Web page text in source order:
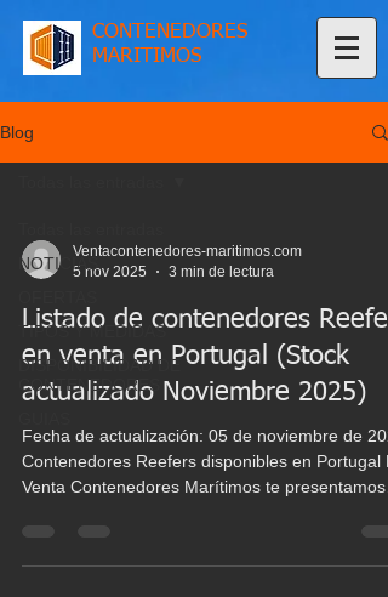
CONTENEDORES
MARITIMOS
Blog
NOTICIAS
TIPOS Y MEDIDAS
DISPONIBILIDAD DE
CONTENEDORES
Ventacontenedores-maritimos.com
5 nov 2025
3 min de lectura
Listado de contenedores
en venta en Portugal (Stock
actualizado Noviembre 2025)
Fecha de actualización: 05 de noviembre de 2025
Contenedores Reefers disponibles en Portugal
Venta Contenedores Marítimos te presentamos
en Portugal . Estos contenedores son ideales